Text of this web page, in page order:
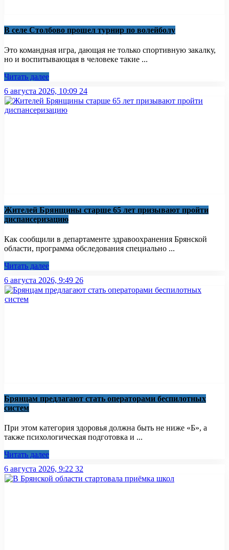
В селе Столбово прошел турнир по волейболу
Это командная игра, дающая не только спортивную закалку,
но и воспитывающая в человеке такие ...
Читать далее
6 августа 2026, 10:09 24
Жителей Брянщины старше 65 лет призывают пройти
диспансеризацию
Как сообщили в департаменте здравоохранения Брянской
области, программа обследования специально ...
Читать далее
6 августа 2026, 9:49 26
Брянцам предлагают стать оперaторами бeспилотных
систeм
При этом категория здоровья должна быть не ниже «Б», а
также психологическая подготовка и ...
Читать далее
6 августа 2026, 9:22 32